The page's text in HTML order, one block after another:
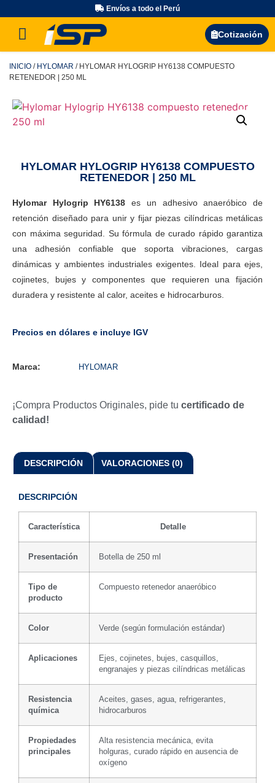
Envíos a todo el Perú
Cotización
INICIO / HYLOMAR / HYLOMAR HYLOGRIP HY6138 COMPUESTO
RETENEDOR | 250 ML
HYLOMAR HYLOGRIP HY6138 COMPUESTO
RETENEDOR | 250 ML
Hylomar Hylogrip HY6138 es un adhesivo anaeróbico de
retención diseñado para unir y fijar piezas cilíndricas metálicas
con máxima seguridad. Su fórmula de curado rápido garantiza
una adhesión confiable que soporta vibraciones, cargas
dinámicas y ambientes industriales exigentes. Ideal para ejes,
cojinetes, bujes y componentes que requieren una fijación
duradera y resistente al calor, aceites e hidrocarburos.
Precios en dólares e incluye IGV
Marca: HYLOMAR
¡Compra Productos Originales, pide tu certificado de
calidad!
DESCRIPCIÓN VALORACIONES (0)
DESCRIPCIÓN
Característica Detalle
Presentación Botella de 250 ml
Tipo de
producto
Compuesto retenedor anaeróbico
Color Verde (según formulación estándar)
Aplicaciones
Ejes, cojinetes, bujes, casquillos,
engranajes y piezas cilíndricas metálicas
Resistencia
química
Aceites, gases, agua, refrigerantes,
hidrocarburos
Propiedades
principales
Alta resistencia mecánica, evita
holguras, curado rápido en ausencia de
oxígeno